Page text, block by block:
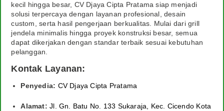
kecil hingga besar, CV Djaya Cipta Pratama siap menjadi
solusi terpercaya dengan layanan profesional, desain
custom, serta hasil pengerjaan berkualitas. Mulai dari grill
jendela minimalis hingga proyek konstruksi besar, semua
dapat dikerjakan dengan standar terbaik sesuai kebutuhan
pelanggan.
Kontak Layanan:
Penyedia: CV Djaya Cipta Pratama
Alamat:Jl. Gn. Batu No. 133 Sukaraja, Kec. Cicendo Kota